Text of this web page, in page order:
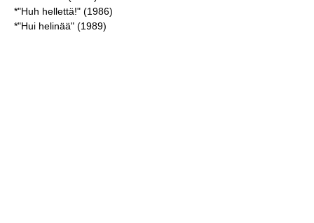
*"Huh hellettä!" (1986)
*"Hui helinää" (1989)